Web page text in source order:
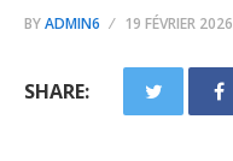
BYADMIN6 19 FÉVRIER 2026
SHARE: